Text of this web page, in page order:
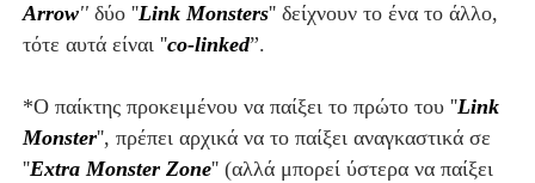
Arrow'' δύο ''Link Monsters'' δείχνουν το ένα το άλλο,
τότε αυτά είναι ''co-linked”.
*Ο παίκτης προκειμένου να παίξει το πρώτο του ''Link
Monster'', πρέπει αρχικά να το παίξει αναγκαστικά σε
''Extra Monster Zone'' (αλλά μπορεί ύστερα να παίξει